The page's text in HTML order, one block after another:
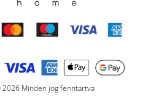
2026 Minden jog fenntartva